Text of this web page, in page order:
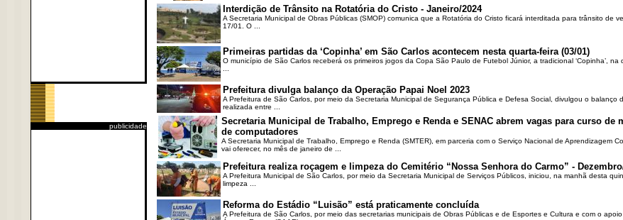
publicidade
Interdição de Trânsito na Rotatória do Cristo - Janeiro/2024
A Secretaria Municipal de Obras Públicas (SMOP) comunica que a Rotatória do Cristo ficará interditada para trânsito de
17/01. O ...
Primeiras partidas da ‘Copinha’ em São Carlos acontecem nesta quarta-feira (03/01)
O município de São Carlos receberá os primeiros jogos da Copa São Paulo de Futebol Júnior, a tradicional ‘Copinha’,
Prefeitura divulga balanço da Operação Papai Noel 2023
A Prefeitura de São Carlos, por meio da Secretaria Municipal de Segurança Pública e Defesa Social, divulgou o balanço
realizada entre ...
Secretaria Municipal de Trabalho, Emprego e Renda e SENAC abrem vagas para curso de
de computadores
A Secretaria Municipal de Trabalho, Emprego e Renda (SMTER), em parceria com o Serviço Nacional de Aprendizagem
vai oferecer, no mês de janeiro de ...
Prefeitura realiza roçagem e limpeza do Cemitério “Nossa Senhora do Carmo” -
A Prefeitura Municipal de São Carlos, por meio da Secretaria Municipal de Serviços Públicos, iniciou, na manhã desta
limpeza ...
Reforma do Estádio “Luisão” está praticamente concluída
A Prefeitura de São Carlos, por meio das secretarias municipais de Obras Públicas e de Esportes e Cultura e com o